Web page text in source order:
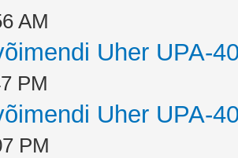
AM
Uher UPA-
PM
Uher UPA-
PM